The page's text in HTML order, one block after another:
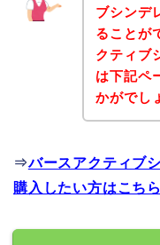
ブシンデ
ることが
クティブ
は下記ペ
かがでし
⇒バースアクティブ
購入したい方はこちら